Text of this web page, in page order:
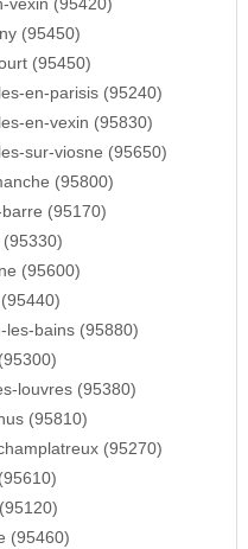
vexin (95420)
(95450)
(95450)
en-parisis (95240)
en-vexin (95830)
sur-viosne (95650)
(95800)
(95170)
(95600)
les-bains (95880)
louvres (95380)
(95810)
(95270)
(95460)